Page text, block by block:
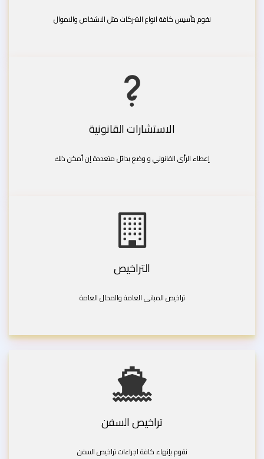
نقوم بتأسيس كافة انواع الشركات مثل الاشخاص والاموال
الاستشارات القانونية
إعطاء الرأى القانوني و وضع بدائل متعددة إن أمكن ذلك
التراخيص
تراخيص المباني العامة والمحال العامة
تراخيص السفن
نقوم بإنهاء كافة اجراءات تراخيص السفن